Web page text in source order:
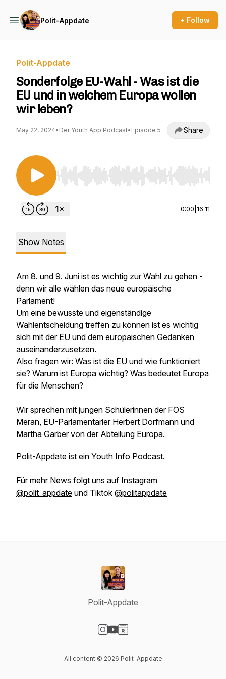
Polit-Appdate + Follow
Polit-Appdate
Sonderfolge EU-Wahl - Was ist die
EU und in welchem Europa wollen
wir leben?
May 22, 2024• Der Youth App Podcast• Episode 5 Share
Use Left/Right to seek, Home/End to jump to
0:00 16:11
Show Notes
Am 8. und 9. Juni ist es wichtig zur Wahl zu gehen -
denn wir alle wählen das neue europäische
Parlament!
Um eine bewusste und eigenständige
Wahlentscheidung treffen zu können ist es wichtig
sich mit der EU und dem europäischen Gedanken
auseinanderzusetzen.
Also fragen wir: Was ist die EU und wie funktioniert
sie? Warum ist Europa wichtig? Was bedeutet Europa
für die Menschen?
Wir sprechen mit jungen Schülerinnen der FOS
Meran, EU-Parlamentarier Herbert Dorfmann und
Martha Gärber von der Abteilung Europa.
Polit-Appdate ist ein Youth Info Podcast.
Für mehr News folgt uns auf Instagram
@polit_appdate und Tiktok @politappdate
Polit-Appdate
All content © 2026 Polit-Appdate